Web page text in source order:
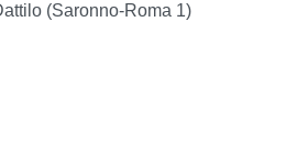
(Saronno-Roma 1)